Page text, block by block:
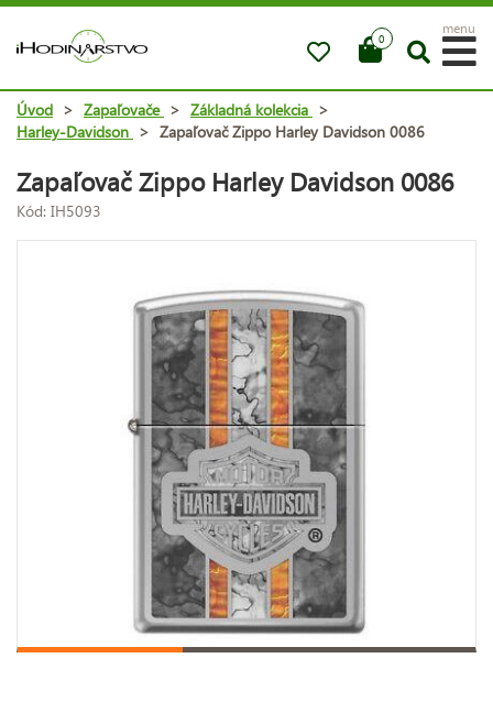
0
menu
Úvod > Zapaľovače > Základná kolekcia >
Harley-Davidson > Zapaľovač Zippo Harley Davidson 0086
Zapaľovač Zippo Harley Davidson 0086
Kód: IH5093